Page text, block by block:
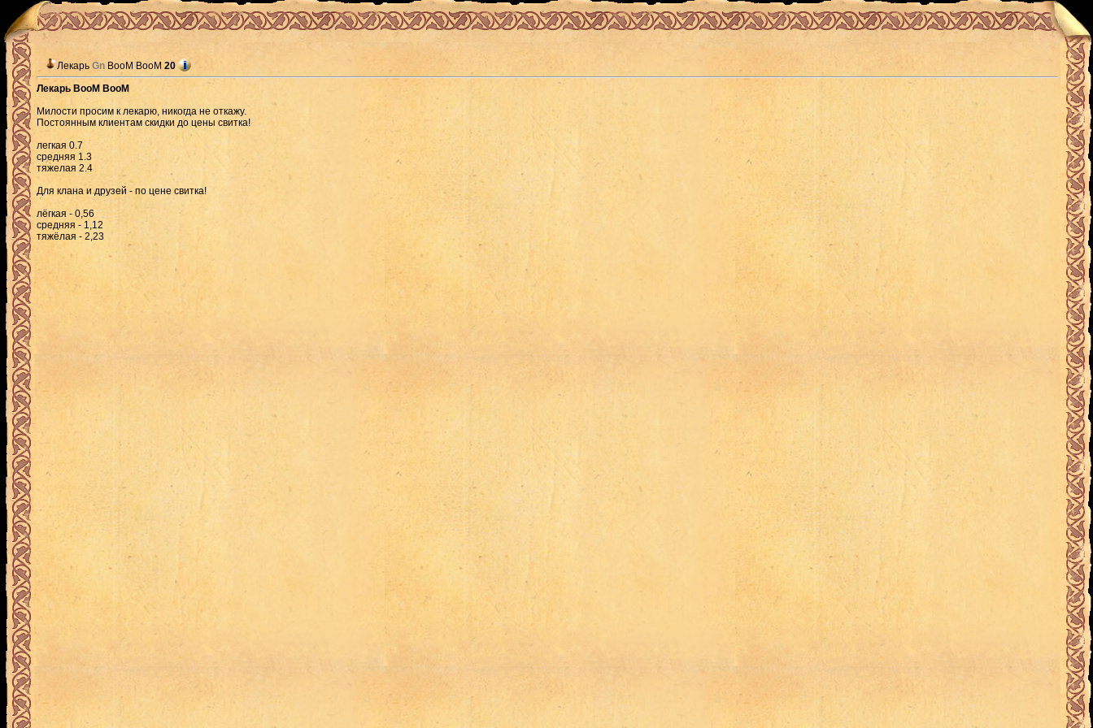
Лекарь Gn BooM BooM 20
Лекарь BooM BooM
Милости просим к лекарю, никогда не откажу.
Постоянным клиентам скидки до цены свитка!
легкая 0.7
средняя 1.3
тяжелая 2.4
Для клана и друзей - по цене свитка!
лёгкая - 0,56
средняя - 1,12
тяжёлая - 2,23